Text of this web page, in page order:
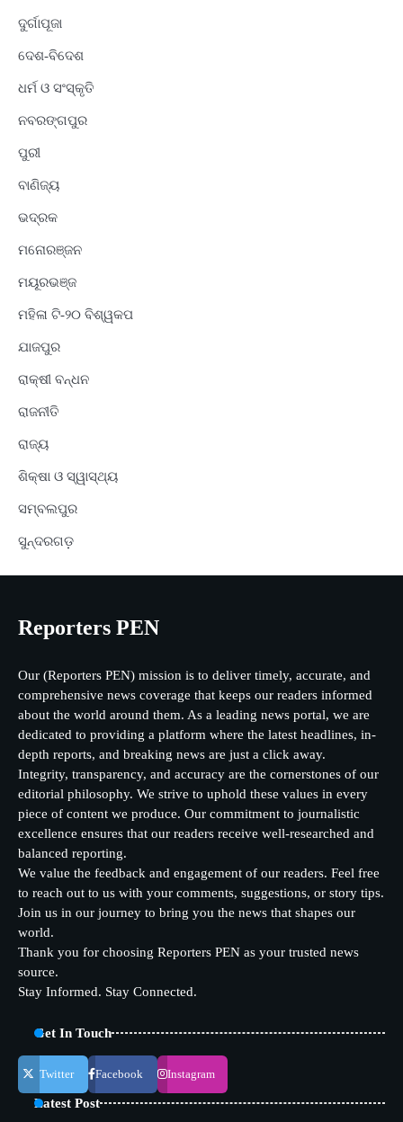
ଦୁର୍ଗାପୂଜା
ଦେଶ-ବିଦେଶ
ଧର୍ମ ଓ ସଂସ୍କୃତି
ନବରଙ୍ଗପୁର
ପୁରୀ
ବାଣିଜ୍ୟ
ଭଦ୍ରକ
ମନୋରଞ୍ଜନ
ମୟୂରଭଞ୍ଜ
ମହିଳା ଟି-୨୦ ବିଶ୍ୱକପ
ଯାଜପୁର
ରାକ୍ଷୀ ବନ୍ଧନ
ରାଜନୀତି
ରାଜ୍ୟ
ଶିକ୍ଷା ଓ ସ୍ୱାସ୍ଥ୍ୟ
ସମ୍ବଲପୁର
ସୁନ୍ଦରଗଡ଼
Reporters PEN
Our (Reporters PEN) mission is to deliver timely, accurate, and
comprehensive news coverage that keeps our readers informed
about the world around them. As a leading news portal, we are
dedicated to providing a platform where the latest headlines, in-
depth reports, and breaking news are just a click away.
Integrity, transparency, and accuracy are the cornerstones of our
editorial philosophy. We strive to uphold these values in every
piece of content we produce. Our commitment to journalistic
excellence ensures that our readers receive well-researched and
balanced reporting.
We value the feedback and engagement of our readers. Feel free
to reach out to us with your comments, suggestions, or story tips.
Join us in our journey to bring you the news that shapes our
world.
Thank you for choosing Reporters PEN as your trusted news
source.
Stay Informed. Stay Connected.
Get In Touch
Twitter Facebook Instagram
Latest Post